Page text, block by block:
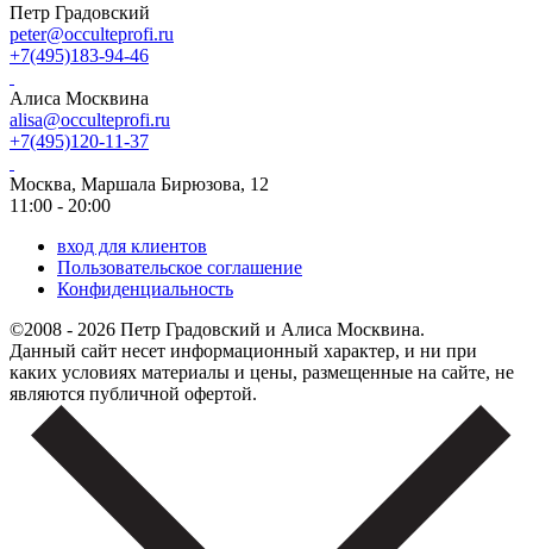
Петр Градовский
peter@occulteprofi.ru
+7(495)183-94-46
Алиса Москвина
alisa@occulteprofi.ru
+7(495)120-11-37
Москва, Маршала Бирюзова, 12
11:00 - 20:00
вход для клиентов
Пользовательское соглашение
Конфиденциальность
©2008 - 2026 Петр Градовский и Алиса Москвина.
Данный сайт несет информационный характер, и ни при
каких условиях материалы и цены, размещенные на сайте, не
являются публичной офертой.